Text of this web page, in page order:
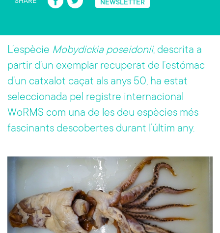
ce
o
ok
er
NEWSLETTER
L’espècie Mobydickia poseidonii, descrita a
partir d’un exemplar recuperat de l’estómac
d’un catxalot caçat als anys 50, ha estat
seleccionada pel registre internacional
WoRMS com una de les deu espècies més
fascinants descobertes durant l’últim any.